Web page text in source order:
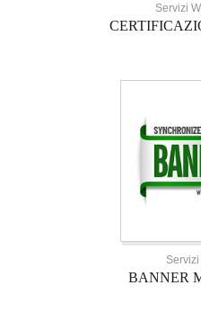
Servizi
Servizi
BANNER